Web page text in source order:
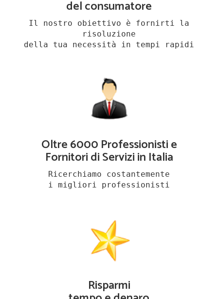
del consumatore
Il nostro obiettivo è fornirti la
risoluzione
della tua necessità in tempi rapidi
Oltre 6000 Professionisti e
Fornitori di Servizi in Italia
Ricerchiamo costantemente
i migliori professionisti
Risparmi